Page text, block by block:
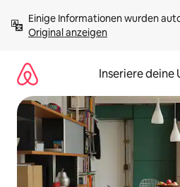
Inhalten
springenOriginal anzeigen
Inseriere